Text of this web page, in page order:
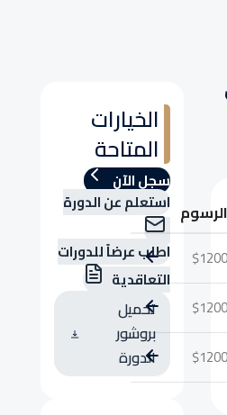
الخيارات
المتاحة
سجل الآن
استعلم عن الدورة
اطلب عرضاً للدورات
التعاقدية
تحميل
بروشور
الدورة
الرسوم
$1200
$1200
$1200